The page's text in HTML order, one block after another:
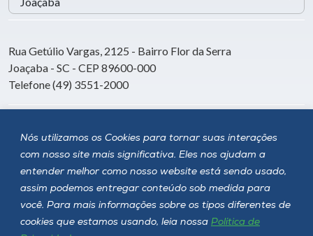
Nós utilizamos os Cookies para tornar suas interações
com nosso site mais significativa. Eles nos ajudam a
entender melhor como nosso website está sendo usado,
assim podemos entregar conteúdo sob medida para
você. Para mais informações sobre os tipos diferentes de
cookies que estamos usando, leia nossa Política de
Rua Getúlio Vargas, 2125 - Bairro Flor da Serra
Joaçaba - SC - CEP 89600-000
Telefone (49) 3551-2000
Siga a Unoesc